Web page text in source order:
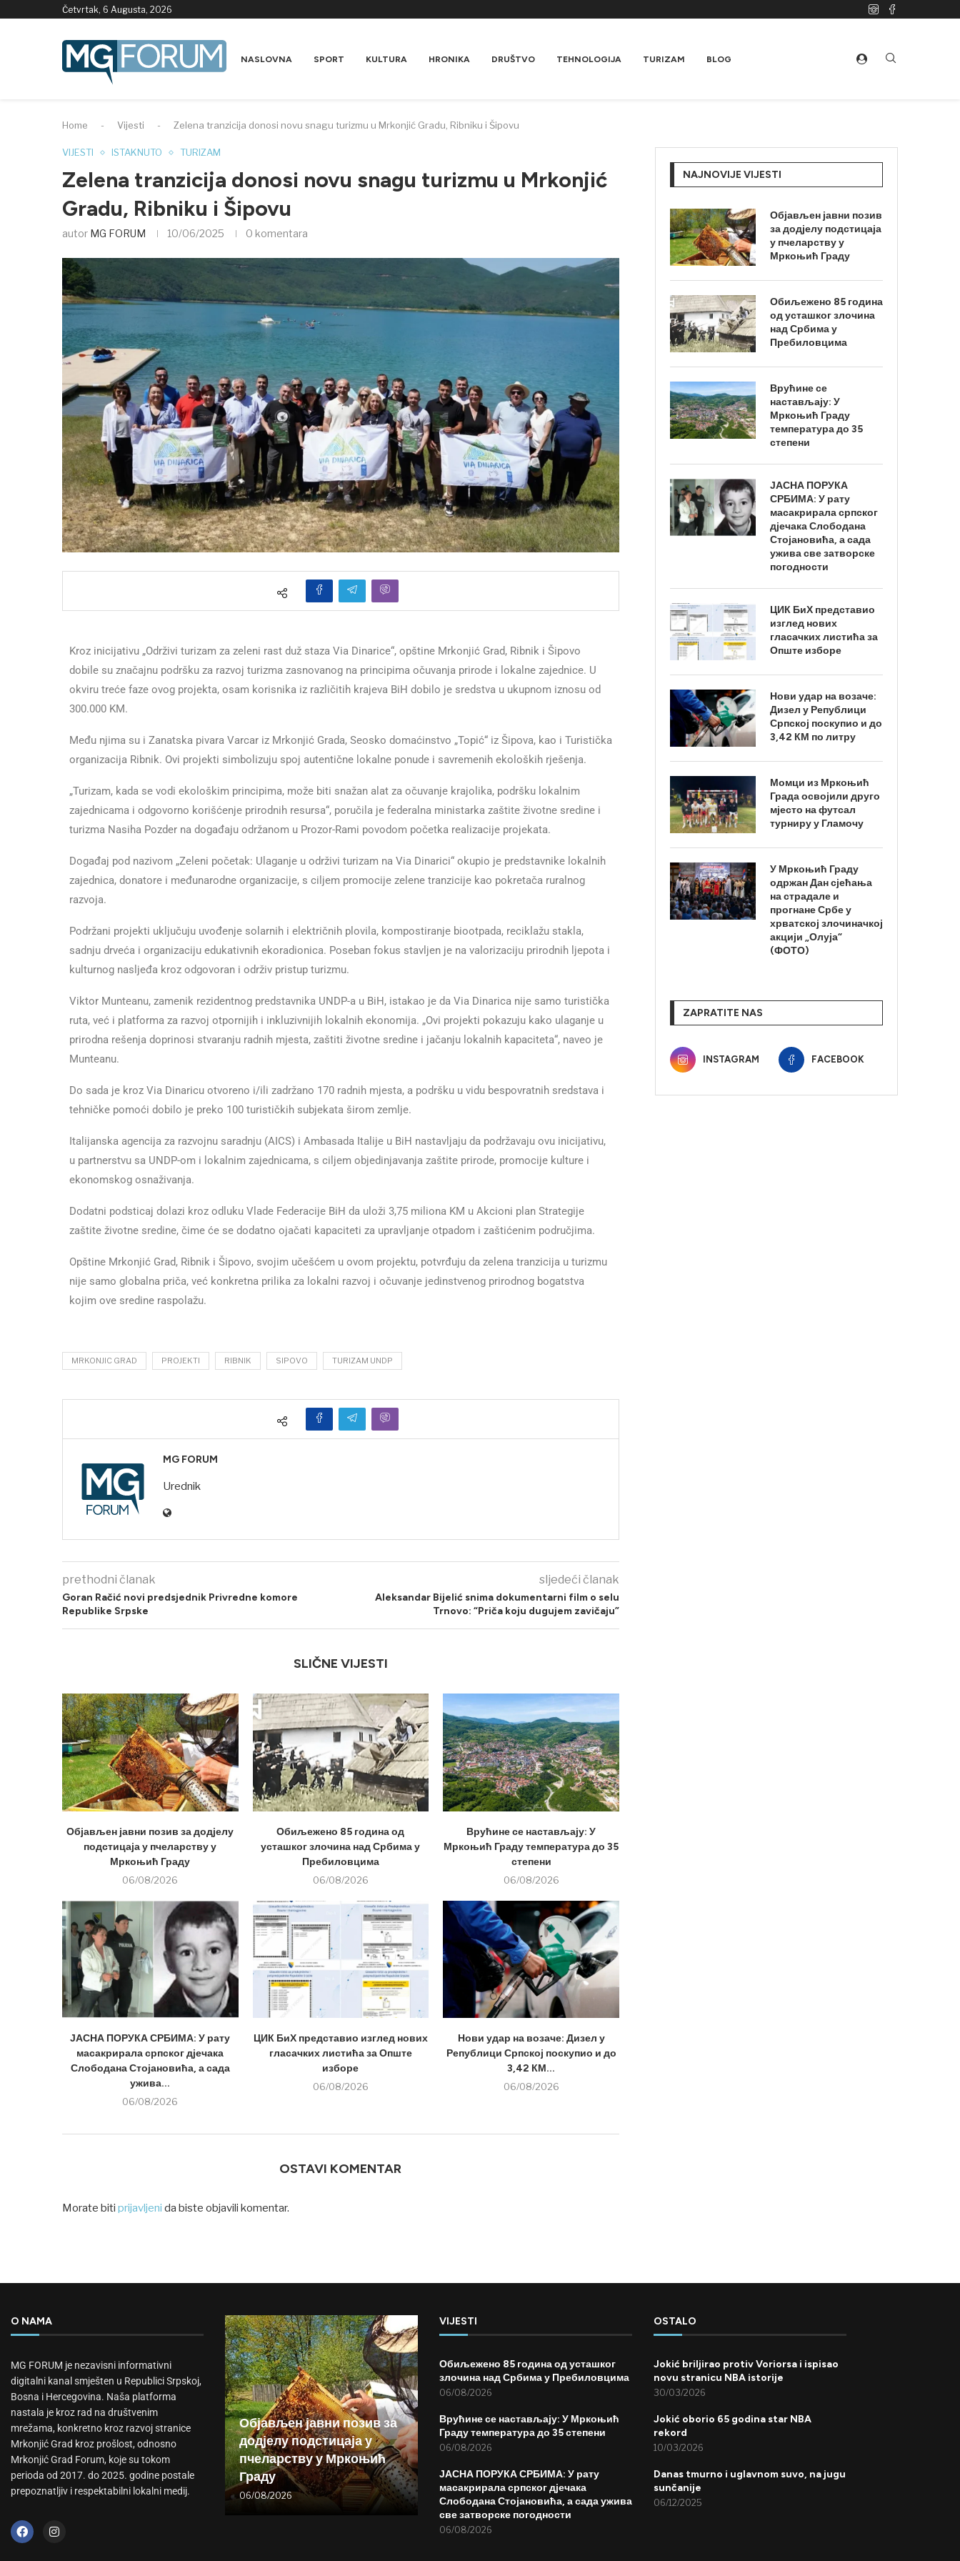
Četvrtak, 6 Augusta, 2026
NASLOVNA SPORT KULTURA HRONIKA DRUŠTVO TEHNOLOGIJA TURIZAM BLOG
Home - Vijesti - Zelena tranzicija donosi novu snagu turizmu u Mrkonjić Gradu, Ribniku i Šipovu
VIJESTI ISTAKNUTO TURIZAM
Zelena tranzicija donosi novu snagu turizmu u Mrkonjić
Gradu, Ribniku i Šipovu
autor MG FORUM 10/06/2025 0 komentara
Kroz inicijativu „Održivi turizam za zeleni rast duž staza Via Dinarice“, opštine Mrkonjić Grad, Ribnik i Šipovo
dobile su značajnu podršku za razvoj turizma zasnovanog na principima očuvanja prirode i lokalne zajednice. U
okviru treće faze ovog projekta, osam korisnika iz različitih krajeva BiH dobilo je sredstva u ukupnom iznosu od
300.000 KM.
Među njima su i Zanatska pivara Varcar iz Mrkonjić Grada, Seosko domaćinstvo „Topić“ iz Šipova, kao i Turistička
organizacija Ribnik. Ovi projekti simbolizuju spoj autentične lokalne ponude i savremenih ekoloških rješenja.
„Turizam, kada se vodi ekološkim principima, može biti snažan alat za očuvanje krajolika, podršku lokalnim
zajednicama i odgovorno korišćenje prirodnih resursa“, poručila je federalna ministarka zaštite životne sredine i
turizma Nasiha Pozder na događaju održanom u Prozor-Rami povodom početka realizacije projekata.
Događaj pod nazivom „Zeleni početak: Ulaganje u održivi turizam na Via Dinarici“ okupio je predstavnike lokalnih
zajednica, donatore i međunarodne organizacije, s ciljem promocije zelene tranzicije kao pokretača ruralnog
razvoja.
Podržani projekti uključuju uvođenje solarnih i električnih plovila, kompostiranje biootpada, reciklažu stakla,
sadnju drveća i organizaciju edukativnih ekoradionica. Poseban fokus stavljen je na valorizaciju prirodnih ljepota i
kulturnog nasljeđa kroz odgovoran i održiv pristup turizmu.
Viktor Munteanu, zamenik rezidentnog predstavnika UNDP-a u BiH, istakao je da Via Dinarica nije samo turistička
ruta, već i platforma za razvoj otpornijih i inkluzivnijih lokalnih ekonomija. „Ovi projekti pokazuju kako ulaganje u
prirodna rešenja doprinosi stvaranju radnih mjesta, zaštiti životne sredine i jačanju lokalnih kapaciteta“, naveo je
Munteanu.
Do sada je kroz Via Dinaricu otvoreno i/ili zadržano 170 radnih mjesta, a podršku u vidu bespovratnih sredstava i
tehničke pomoći dobilo je preko 100 turističkih subjekata širom zemlje.
Italijanska agencija za razvojnu saradnju (AICS) i Ambasada Italije u BiH nastavljaju da podržavaju ovu inicijativu,
u partnerstvu sa UNDP-om i lokalnim zajednicama, s ciljem objedinjavanja zaštite prirode, promocije kulture i
ekonomskog osnaživanja.
Dodatni podsticaj dolazi kroz odluku Vlade Federacije BiH da uloži 3,75 miliona KM u Akcioni plan Strategije
zaštite životne sredine, čime će se dodatno ojačati kapaciteti za upravljanje otpadom i zaštićenim područjima.
Opštine Mrkonjić Grad, Ribnik i Šipovo, svojim učešćem u ovom projektu, potvrđuju da zelena tranzicija u turizmu
nije samo globalna priča, već konkretna prilika za lokalni razvoj i očuvanje jedinstvenog prirodnog bogatstva
kojim ove sredine raspolažu.
MRKONJIC GRAD PROJEKTI RIBNIK SIPOVO TURIZAM UNDP
MG FORUM
Urednik
prethodni članak
Goran Račić novi predsjednik Privredne komore
Republike Srpske
sljedeći članak
Aleksandar Bijelić snima dokumentarni film o selu
Trnovo: “Priča koju dugujem zavičaju”
SLIČNE VIJESTI
Објављен јавни позив за додјелу
подстицаја у пчеларству у
Мркоњић Граду
06/08/2026
Обиљежено 85 година од
усташког злочина над Србима у
Пребиловцима
06/08/2026
Врућине се настављају: У
Мркоњић Граду температура до 35
степени
06/08/2026
ЈАСНА ПОРУКА СРБИМА: У рату
масакрирала српског дјечака
Слободана Стојановића, а сада
ужива...
06/08/2026
ЦИК БиХ представио изглед нових
гласачких листића за Опште
изборе
06/08/2026
Нови удар на возаче: Дизел у
Републици Српској поскупио и до
3,42 КМ...
06/08/2026
OSTAVI KOMENTAR
Morate biti prijavljeni da biste objavili komentar.
NAJNOVIJE VIJESTI
Објављен јавни позив
за додјелу подстицаја
у пчеларству у
Мркоњић Граду
Обиљежено 85 година
од усташког злочина
над Србима у
Пребиловцима
Врућине се
настављају: У
Мркоњић Граду
температура до 35
степени
ЈАСНА ПОРУКА
СРБИМА: У рату
масакрирала српског
дјечака Слободана
Стојановића, а сада
ужива све затворске
погодности
ЦИК БиХ представио
изглед нових
гласачких листића за
Опште изборе
Нови удар на возаче:
Дизел у Републици
Српској поскупио и до
3,42 КМ по литру
Момци из Мркоњић
Града освојили друго
мјесто на футсал
турниру у Гламочу
У Мркоњић Граду
одржан Дан сјећања
на страдале и
прогнане Србе у
хрватској злочиначкој
акцији „Олуја“
(ФОТО)
ZAPRATITE NAS
INSTAGRAM FACEBOOK
O NAMA
MG FORUM je nezavisni informativni
digitalni kanal smješten u Republici Srpskoj,
Bosna i Hercegovina. Naša platforma
nastala je kroz rad na društvenim
mrežama, konkretno kroz razvoj stranice
Mrkonjić Grad kroz prošlost, odnosno
Mrkonjić Grad Forum, koje su tokom
perioda od 2017. do 2025. godine postale
prepoznatljiv i respektabilni lokalni medij.
Објављен јавни позив за
додјелу подстицаја у
пчеларству у Мркоњић
Граду
06/08/2026
VIJESTI
Обиљежено 85 година од усташког
злочина над Србима у Пребиловцима
06/08/2026
Врућине се настављају: У Мркоњић
Граду температура до 35 степени
06/08/2026
ЈАСНА ПОРУКА СРБИМА: У рату
масакрирала српског дјечака
Слободана Стојановића, а сада ужива
све затворске погодности
06/08/2026
OSTALO
Jokić briljirao protiv Voriorsa i ispisao
novu stranicu NBA istorije
30/03/2026
Jokić oborio 65 godina star NBA
rekord
10/03/2026
Danas tmurno i uglavnom suvo, na jugu
sunčanije
06/12/2025